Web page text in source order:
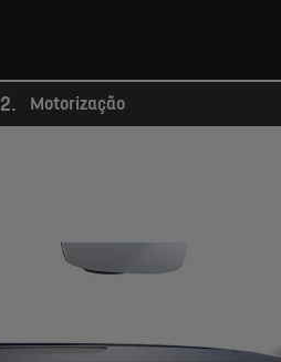
2. Motorização